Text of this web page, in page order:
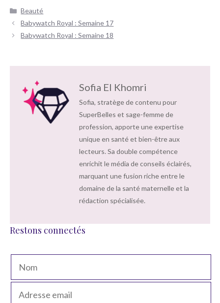
Catégories
Beauté
Navigation
des
Babywatch Royal : Semaine 17
Babywatch Royal : Semaine 18
Sofia El Khomri
Sofia, stratège de contenu pour
SuperBelles et sage-femme de
profession, apporte une expertise
unique en santé et bien-être aux
lecteurs. Sa double compétence
enrichit le média de conseils éclairés,
marquant une fusion riche entre le
domaine de la santé maternelle et la
rédaction spécialisée.
Restons connectés